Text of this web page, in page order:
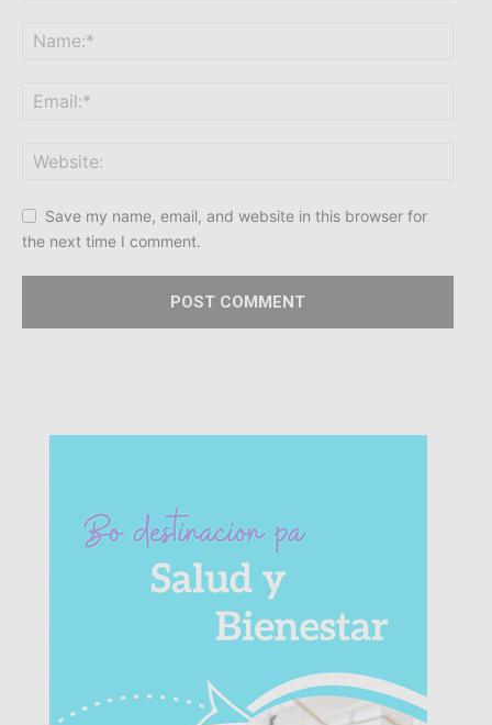
Save my name, email, and website in this browser for
the next time I comment.